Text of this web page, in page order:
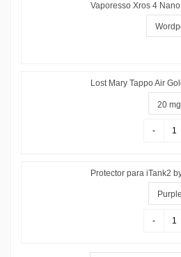
Vaporesso Xros 4
Lost Mary Tappo Air
-
Protector para iTank2
-